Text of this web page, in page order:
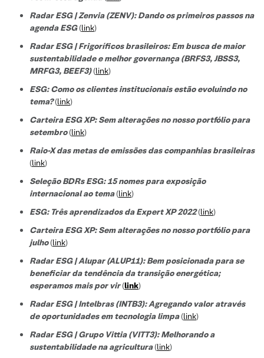
Radar ESG | Zenvia (ZENV): Dando os primeiros passos na
agenda ESG(link)
Radar ESG | Frigoríficos brasileiros: Em busca de maior
sustentabilidade e melhor governança (BRFS3, JBSS3,
MRFG3, BEEF3)(link)
ESG: Como os clientes institucionais estão evoluindo no
tema?(link)
Carteira ESG XP: Sem alterações no nosso portfólio para
setembro(link)
Raio-X das metas de emissões das companhias brasileiras
(link)
Seleção BDRs ESG​: 15 nomes para exposição
internacional ao tema(link)
ESG: Três aprendizados da Expert XP 2022(link)
Carteira ESG XP: Sem alterações no nosso portfólio para
julho(link)
Radar ESG | Alupar (ALUP11): Bem posicionada para se
beneficiar da tendência da transição energética;
esperamos mais por vir(link)
Radar ESG | Intelbras (INTB3):Agregando valor através
de oportunidades em tecnologia limpa(link)
Radar ESG |Grupo Vittia (VITT3):Melhorando a
sustentabilidade na agricultura(link)